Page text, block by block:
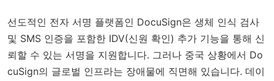
선도적인 전자 서명 플랫폼인 DocuSign은 생체 인식 검사
및 SMS 인증을 포함한 IDV(신원 확인) 추가 기능을 통해 신
뢰할 수 있는 서명을 지원합니다. 그러나 중국 상황에서 Do
cuSign의 글로벌 인프라는 장애물에 직면해 있습니다. 데이